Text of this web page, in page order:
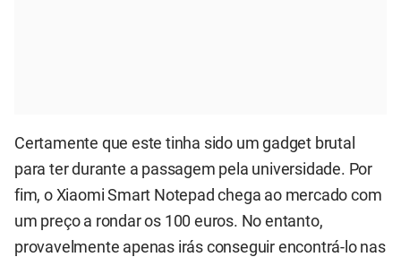
Certamente que este tinha sido um gadget brutal
para ter durante a passagem pela universidade. Por
fim, o Xiaomi Smart Notepad chega ao mercado com
um preço a rondar os 100 euros. No entanto,
provavelmente apenas irás conseguir encontrá-lo nas